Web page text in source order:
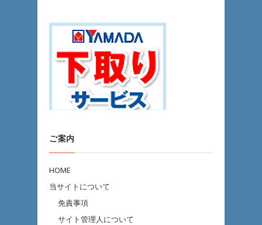
ご案内
HOME
当サイトについて
免責事項
サイト管理人について